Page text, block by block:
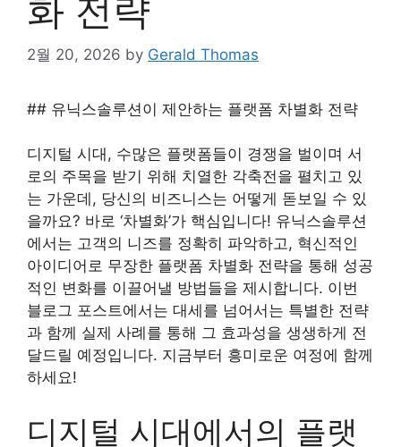
화 전략
2월 20, 2026 by Gerald Thomas
## 유닉스솔루션이 제안하는 플랫폼 차별화 전략
디지털 시대, 수많은 플랫폼들이 경쟁을 벌이며 서
로의 주목을 받기 위해 치열한 각축전을 펼치고 있
는 가운데, 당신의 비즈니스는 어떻게 돋보일 수 있
을까요? 바로 ‘차별화’가 핵심입니다! 유닉스솔루션
에서는 고객의 니즈를 정확히 파악하고, 혁신적인
아이디어로 무장한 플랫폼 차별화 전략을 통해 성공
적인 변화를 이끌어낼 방법들을 제시합니다. 이번
블로그 포스트에서는 대세를 넘어서는 특별한 전략
과 함께 실제 사례를 통해 그 효과성을 생생하게 전
달드릴 예정입니다. 지금부터 흥미로운 여정에 함께
하세요!
디지털 시대에서의 플랫